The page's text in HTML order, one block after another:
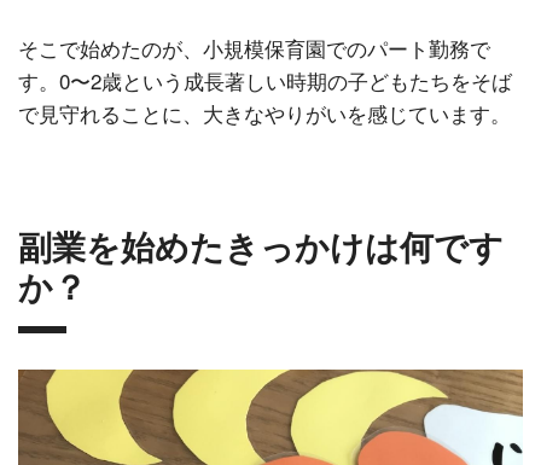
そこで始めたのが、小規模保育園でのパート勤務で
す。0〜2歳という成長著しい時期の子どもたちをそば
で見守れることに、大きなやりがいを感じています。
副業を始めたきっかけは何です
か？